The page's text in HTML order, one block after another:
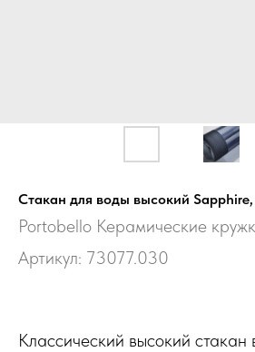
Стакан для воды высокий
Portobello Керамические
Артикул: 73077.030
Классический высокий стакан